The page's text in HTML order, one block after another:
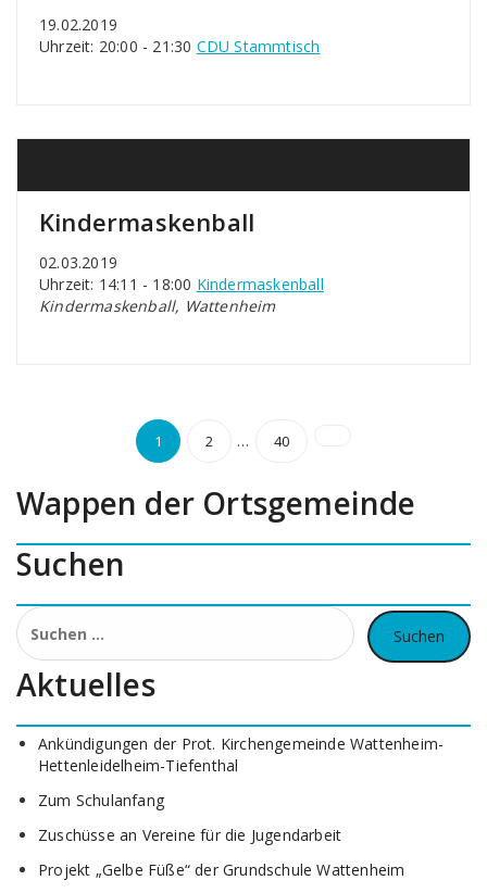
19.02.2019
Uhrzeit: 20:00 - 21:30 CDU Stammtisch
Kindermaskenball
02.03.2019
Uhrzeit: 14:11 - 18:00 Kindermaskenball
Kindermaskenball, Wattenheim
der
Beiträge
1 2 … 40
Wappen der Ortsgemeinde
Suchen
Suchen
nach:
Aktuelles
Ankündigungen der Prot. Kirchengemeinde Wattenheim-
Hettenleidelheim-Tiefenthal
Zum Schulanfang
Zuschüsse an Vereine für die Jugendarbeit
Projekt „Gelbe Füße“ der Grundschule Wattenheim